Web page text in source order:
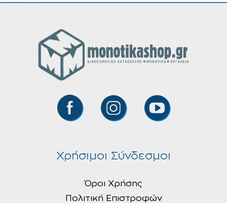
Χρήσιμοι Σύνδεσμοι
Όροι Χρήσης
Πολιτική Επιστροφών